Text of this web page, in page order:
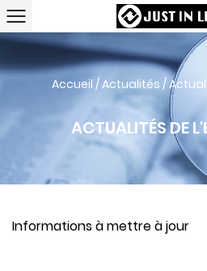
Accueil /Actualités /
ACTUALITÉS DE
Informations à mettre à jour